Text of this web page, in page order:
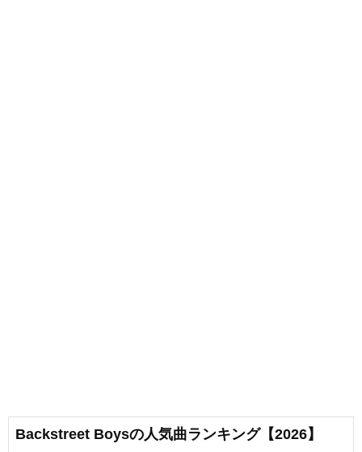
Backstreet Boysの人気曲ランキング【2026】